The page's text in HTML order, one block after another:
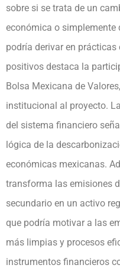
sobre si se trata de un
económica o simplemente
podría derivar en
positivos destaca la
Bolsa Mexicana de
institucional al proyecto.
del sistema financiero
lógica de la
económicas mexicanas.
transforma las emisiones
secundario en un activo
que podría motivar a las
más limpias y procesos
instrumentos financieros